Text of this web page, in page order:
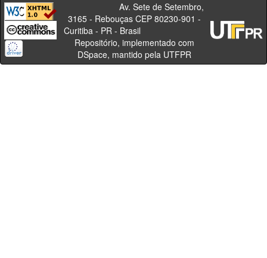
Av. Sete de Setembro,
3165 - Rebouças CEP 80230-901 -
Curitiba - PR - Brasil
Repositório, implementado com
DSpace, mantido pela UTFPR